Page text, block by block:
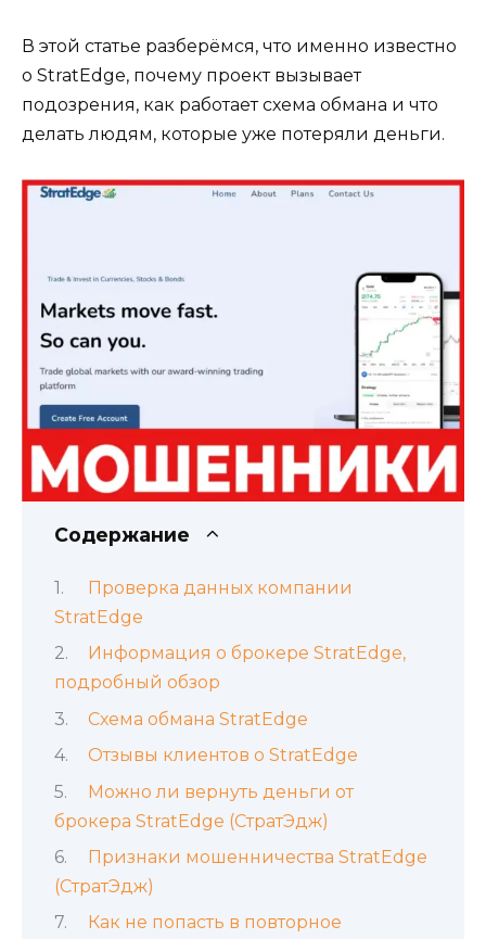
В этой статье разберёмся, что именно известно
о StratEdge, почему проект вызывает
подозрения, как работает схема обмана и что
делать людям, которые уже потеряли деньги.
Содержание
Проверка данных компании
StratEdge
Информация о брокере StratEdge,
подробный обзор
Схема обмана StratEdge
Отзывы клиентов о StratEdge
Можно ли вернуть деньги от
брокера StratEdge (СтратЭдж)
Признаки мошенничества StratEdge
(СтратЭдж)
Как не попасть в повторное